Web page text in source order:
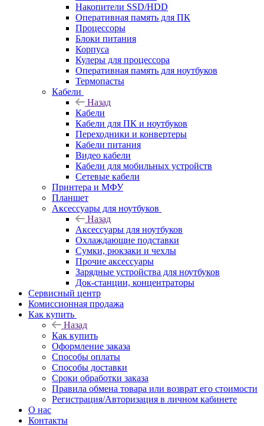
Накопители SSD/HDD
Оперативная память для ПК
Процессоры
Блоки питания
Корпуса
Кулеры для процессора
Оперативная память для ноутбуков
Термопасты
Кабели
Назад
Кабели
Кабели для ПК и ноутбуков
Переходники и конвертеры
Кабели питания
Видео кабели
Кабели для мобильных устройств
Сетевые кабели
Принтера и МФУ
Планшет
Аксессуары для ноутбуков
Назад
Аксессуары для ноутбуков
Охлаждающие подставки
Сумки, рюкзаки и чехлы
Прочие аксессуары
Зарядные устройства для ноутбуков
Док-станции, концентраторы
Сервисный центр
Комиссионная продажа
Как купить
Назад
Как купить
Оформление заказа
Способы оплаты
Способы доставки
Сроки обработки заказа
Правила обмена товара или возврат его стоимости
Регистрация/Авторизация в личном кабинете
О нас
Контакты